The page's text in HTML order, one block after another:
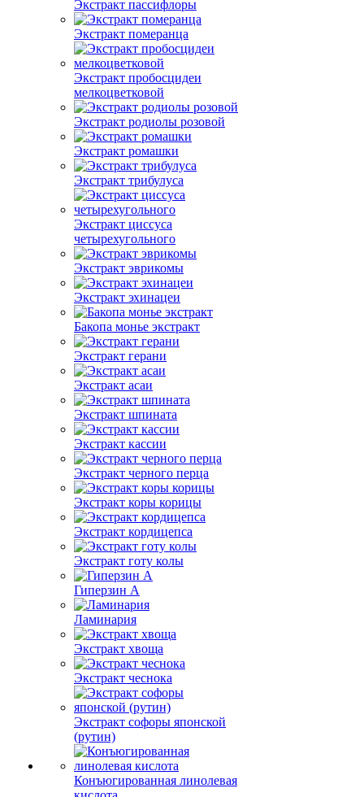
Экстракт пассифлоры
Экстракт померанца
Экстракт пробосцидеи
мелкоцветковой
Экстракт родиолы розовой
Экстракт ромашки
Экстракт трибулуса
Экстракт циссуса
четырехугольного
Экстракт эврикомы
Экстракт эхинацеи
Бакопа монье экстракт
Экстракт герани
Экстракт асаи
Экстракт шпината
Экстракт кассии
Экстракт черного перца
Экстракт коры корицы
Экстракт кордицепса
Экстракт готу колы
Гиперзин А
Ламинария
Экстракт хвоща
Экстракт чеснока
Экстракт софоры японской
(рутин)
Конъюгированная линолевая